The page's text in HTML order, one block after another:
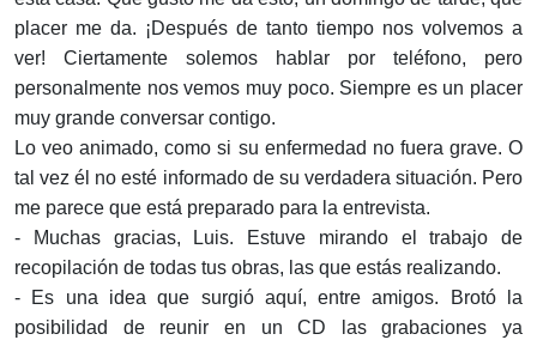
placer me da. ¡Después de tanto tiempo nos volvemos a
ver! Ciertamente solemos hablar por teléfono, pero
personalmente nos vemos muy poco. Siempre es un placer
muy grande conversar contigo.
Lo veo animado, como si su enfermedad no fuera grave. O
tal vez él no esté informado de su verdadera situación. Pero
me parece que está preparado para la entrevista.
- Muchas gracias, Luis. Estuve mirando el trabajo de
recopilación de todas tus obras, las que estás realizando.
- Es una idea que surgió aquí, entre amigos. Brotó la
posibilidad de reunir en un CD las grabaciones ya